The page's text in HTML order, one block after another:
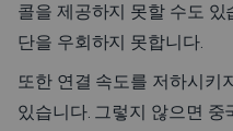
콜을 제공하지 못할 수도
단을 우회하지 못합니다.
또한 연결 속도를 저하시키
있습니다. 그렇지 않으면 중